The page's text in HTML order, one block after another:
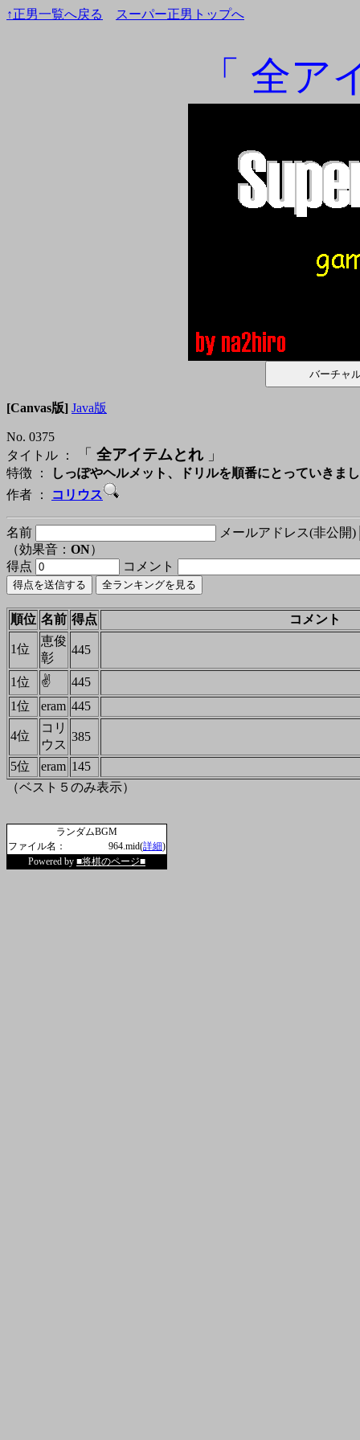
↑正男一覧へ戻る スーパー正男トップへ
「 全ア
[Canvas版] Java版
No. 0375
タイトル ：
「 全アイテムとれ 」
特徴 ：
しっぽやヘルメット、ドリルを順番にとっていきま
作者 ：
コリウス
名前
メールアドレス(非公開)
（効果音： ON）
得点
コメント
順位 名前 得点 コメント
1位
恵俊
彰
445
1位 ✌
445
1位
eram 445
4位
コリ
ウス
385
5位 eram 145
（ベスト５のみ表示）
ランダムBGM
ファイル名：
964.mid(詳細)
Powered by ■将棋のページ■